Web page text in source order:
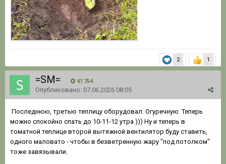
2 1
=SM= 41 754
Опубликовано: 07.06.2026 08:05
Последнюю, третью теплицу оборудовал. Огуречную. Теперь
можно спокойно спать до 10-11-12 утра ))) Ну и теперь в
томатной теплице второй вытяжной вентилятор буду ставить,
одного маловато - чтобы в безветренную жару "под потолком"
тоже завязывали.